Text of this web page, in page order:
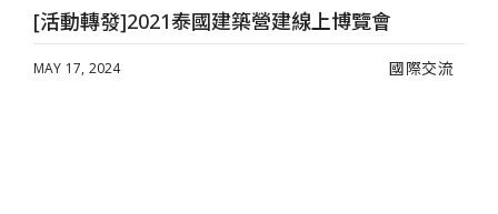
[活動轉發]2021泰國建築營建線上博覽會
MAY 17, 2024 國際交流